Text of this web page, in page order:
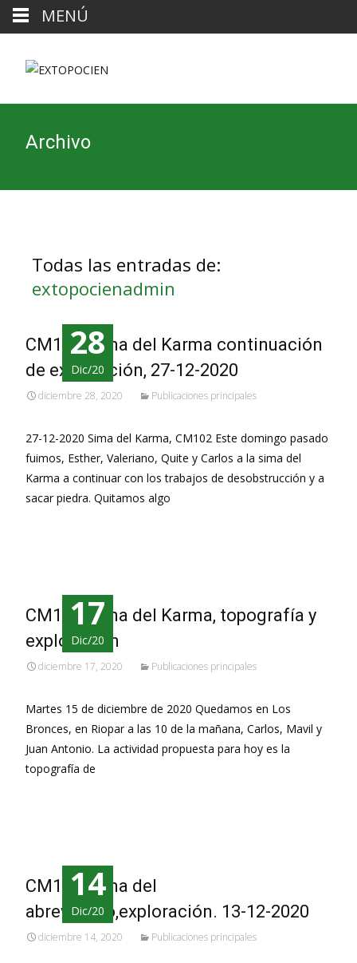
Archivo
Todas las entradas de:
extopocienadmin
28
Dic/20
CM102, Sima del Karma continuación
de exploración, 27-12-2020
diciembre 28, 2020 Publicaciones principales
27-12-2020 Sima del Karma, CM102 Este domingo pasado
fuimos, Esther, Valeriano, Quite y Carlos a la sima del
Karma a continuar con los trabajos de desobstrucción y a
sacar piedra. Quitamos algo
17
Dic/20
CM102, Sima del Karma, topografía y
exploración
diciembre 17, 2020 Publicaciones principales
Martes 15 de diciembre de 2020 Quedamos en Los
Bronces, en Riopar a las 10 de la mañana, Carlos, Mavil y
Juan Antonio. La actividad propuesta para hoy es la
topografía de
14
Dic/20
CM104, Sima del
abrevadero,exploración. 13-12-2020
diciembre 14, 2020 Publicaciones principales
MENÚ